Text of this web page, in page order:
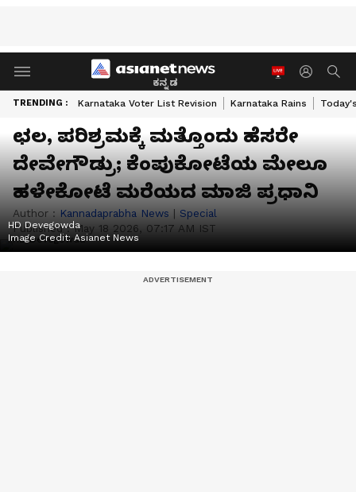
ಕನ್ನಡ
TRENDING : Karnataka Voter List Revision Karnataka Rains
ಛಲ, ಪರಿಶ್ರಮಕ್ಕೆ ಮತ್ತೊಂದು ಹೆಸರೇ
ದೇವೇಗೌಡ್ರು; ಕೆಂಪುಕೋಟೆಯ ಮೇಲೂ
ಹಳೇಕೋಟೆ ಮರೆಯದ ಮಾಜಿ ಪ್ರಧಾನಿ
Author : Kannadaprabha News | Special
Published :May 18 2026, 07:17 AM IST
HD Devegowda
Image Credit:Asianet News